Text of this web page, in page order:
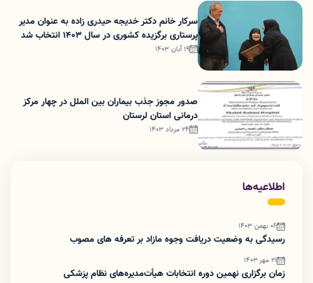
سرکار خانم دکتر خدیجه حیدری زاده به عنوان مدیر
پرستاری برگزیده کشوری در سال 1403 انتخاب شد
19 آبان 1403
صدور مجوز جذب بیماران بین الملل در چهار مرکز
درمانی استان لرستان
24 مرداد 1403
اطلاعیه‌ها
06 بهمن 1403
رسیدگی به وضعیت دریافت وجوه مازاد بر تعرفه های مصوب
21 مهر 1403
زمان برگزاری نهمین دوره انتخابات هیأت‌مدیره‌های نظام پزشکی